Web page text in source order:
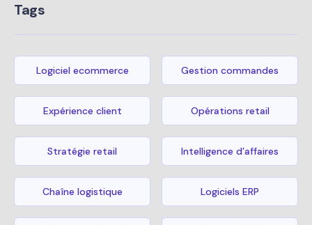
Tags
Logiciel ecommerce Gestion commandes
Expérience client Opérations retail
Stratégie retail Intelligence d’affaires
Chaîne logistique Logiciels ERP